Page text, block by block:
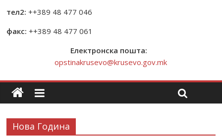
тел2: ++389 48 477 046
факс: ++389 48 477 061
Електронска пошта:
opstinakrusevo@krusevo.gov.mk
Нова Година